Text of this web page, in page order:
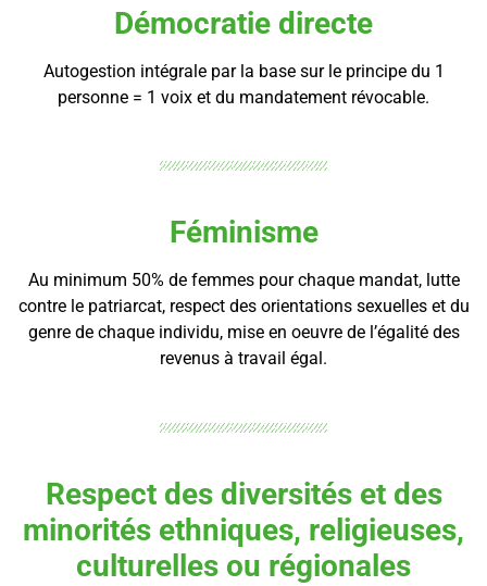
Démocratie directe
Autogestion intégrale par la base sur le principe du 1
personne = 1 voix et du mandatement révocable.
Féminisme
Au minimum 50% de femmes pour chaque mandat, lutte
contre le patriarcat, respect des orientations sexuelles et du
genre de chaque individu, mise en oeuvre de l’égalité des
revenus à travail égal.
Respect des diversités et des
minorités ethniques, religieuses,
culturelles ou régionales